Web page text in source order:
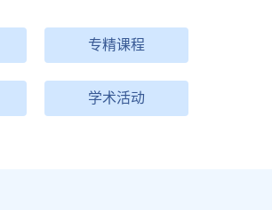
专精课程
学术活动